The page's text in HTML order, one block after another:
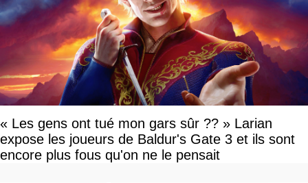
« Les gens ont tué mon gars sûr ?? » Larian
expose les joueurs de Baldur's Gate 3 et ils sont
encore plus fous qu'on ne le pensait